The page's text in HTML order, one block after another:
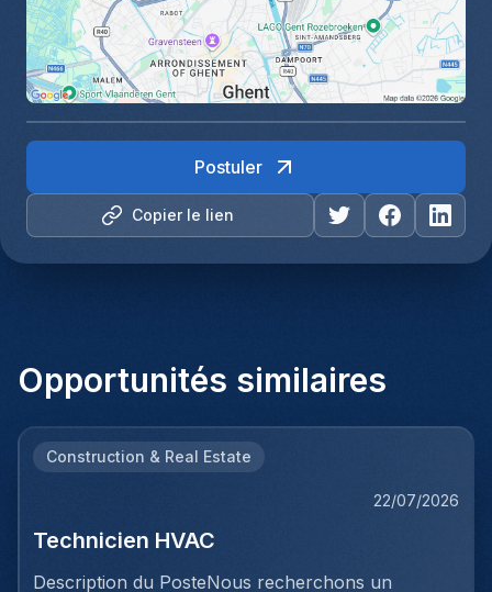
Copier le lien
Postuler
Opportunités similaires
Construction & Real Estate
22/07/2026
Technicien HVAC
Description du PosteNous recherchons un